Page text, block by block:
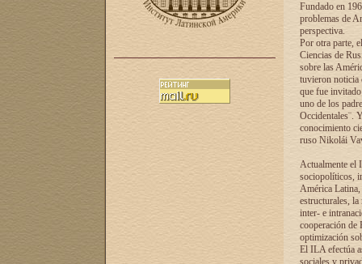
Fundado en
problemas de
perspectiva.
Por otra parte,
Ciencias de
sobre las
tuvieron noticia
que fue
uno de los
Occidentales¨.
conocimiento
ruso Nikolái
Actualmente el
sociopolíticos,
América Latina,
estructurales,
inter- e
cooperación de
optimización
El ILA efectúa
sociales y